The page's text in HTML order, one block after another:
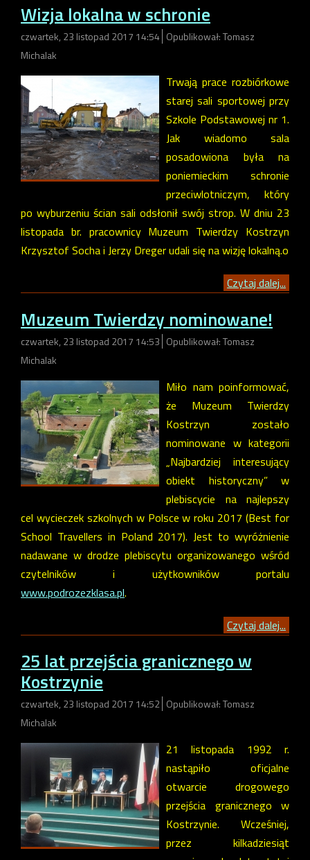
Wizja lokalna w schronie
czwartek, 23 listopad 2017 14:54 Opublikował: Tomasz
Michalak
Trwają prace rozbiórkowe
starej sali sportowej przy
Szkole Podstawowej nr 1.
Jak wiadomo sala
posadowiona była na
poniemieckim schronie
przeciwlotniczym, który
po wyburzeniu ścian sali odsłonił swój strop. W dniu 23
listopada br. pracownicy Muzeum Twierdzy Kostrzyn
Krzysztof Socha i Jerzy Dreger udali się na wizję lokalną.o
Czytaj dalej...
Muzeum Twierdzy nominowane!
czwartek, 23 listopad 2017 14:53 Opublikował: Tomasz
Michalak
Miło nam poinformować,
że Muzeum Twierdzy
Kostrzyn zostało
nominowane w kategorii
„Najbardziej interesujący
obiekt historyczny” w
plebiscycie na najlepszy
cel wycieczek szkolnych w Polsce w roku 2017 (Best for
School Travellers in Poland 2017). Jest to wyróżnienie
nadawane w drodze plebiscytu organizowanego wśród
czytelników i użytkowników portalu
www.podrozezklasa.pl.
Czytaj dalej...
25 lat przejścia granicznego w
Kostrzynie
czwartek, 23 listopad 2017 14:52 Opublikował: Tomasz
Michalak
21 listopada 1992 r.
nastąpiło oficjalne
otwarcie drogowego
przejścia granicznego w
Kostrzynie. Wcześniej,
przez kilkadziesiąt